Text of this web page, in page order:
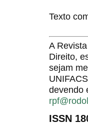
Texto
A
Direito,
sejam
devendo
ISSN